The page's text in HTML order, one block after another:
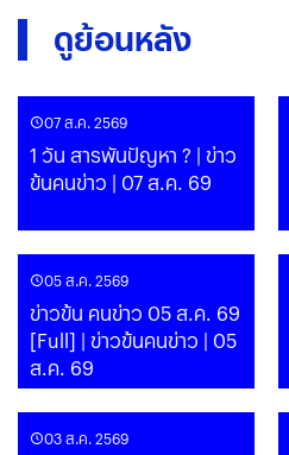
ดูย้อนหลัง
07 ส.ค. 2569
1 วัน สารพันปัญหา ? | ข่าว
ข้นคนข่าว | 07 ส.ค. 69
05 ส.ค. 2569
ข่าวข้น คนข่าว 05 ส.ค. 69
[Full] | ข่าวข้นคนข่าว | 05
ส.ค. 69
03 ส.ค. 2569